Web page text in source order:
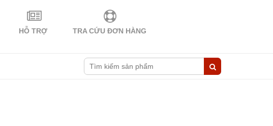
HỖ TRỢ TRA CỨU ĐƠN HÀNG